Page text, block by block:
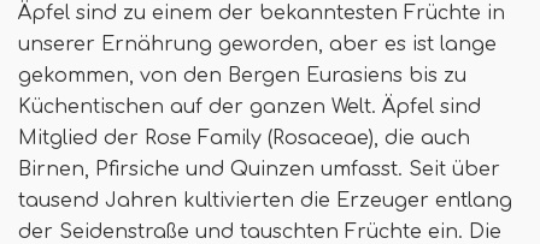
Äpfel sind zu einem der bekanntesten Früchte in
unserer Ernährung geworden, aber es ist lange
gekommen, von den Bergen Eurasiens bis zu
Küchentischen auf der ganzen Welt. Äpfel sind
Mitglied der Rose Family (Rosaceae), die auch
Birnen, Pfirsiche und Quinzen umfasst. Seit über
tausend Jahren kultivierten die Erzeuger entlang
der Seidenstraße und tauschten Früchte ein. Die